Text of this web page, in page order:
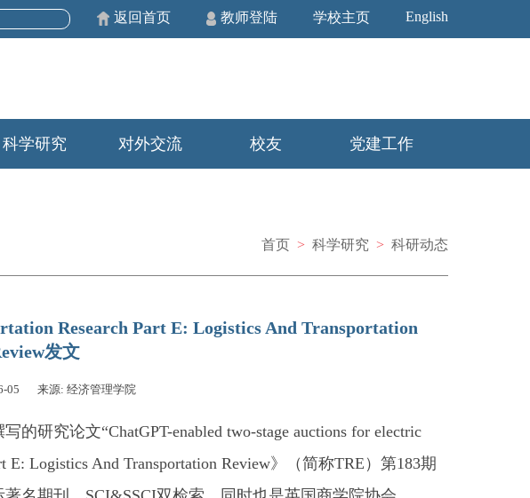
English
学校主页
教师登陆
返回首页
科学研究 对外交流 校友 党建工作
首页 > 科学研究 > 科研动态
Research Part E: Logistics And Transportation
发文
05 来源: 经济管理学院
研究论文“ChatGPT-enabled two-stage auctions for electric
E: Logistics And Transportation Review》（简称TRE）第183期